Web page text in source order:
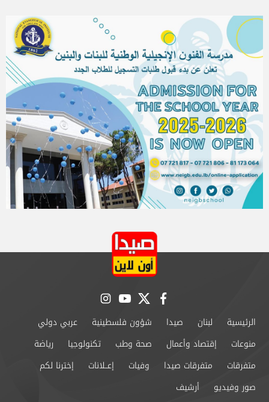
facebook
twitter
youtube
instagram
الرئيسية لبنان صيدا شؤون فلسطينية
عربي دولي
منوعات
إقتصاد وأعمال صحة وطب تكنولوجيا
رياضة
متفرقات
متفرقات صيدا وفيات إعــلانات
إخترنا لكم
صور وفيديو
أرشيف